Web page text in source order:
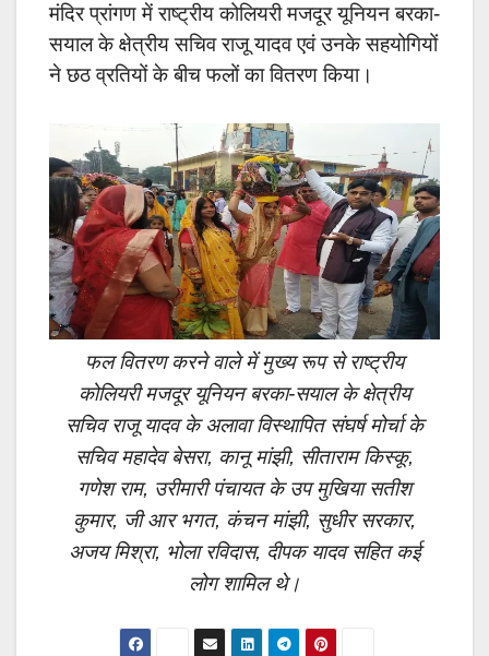
मंदिर प्रांगण में राष्ट्रीय कोलियरी मजदूर यूनियन बरका-
सयाल के क्षेत्रीय सचिव राजू यादव एवं उनके सहयोगियों
ने छठ व्रतियों के बीच फलों का वितरण किया।
फल वितरण करने वाले में मुख्य रूप से राष्ट्रीय
कोलियरी मजदूर यूनियन बरका-सयाल के क्षेत्रीय
सचिव राजू यादव के अलावा विस्थापित संघर्ष मोर्चा के
सचिव महादेव बेसरा, कानू मांझी, सीताराम किस्कू,
गणेश राम, उरीमारी पंचायत के उप मुखिया सतीश
कुमार, जी आर भगत, कंचन मांझी, सुधीर सरकार,
अजय मिश्रा, भोला रविदास, दीपक यादव सहित कई
लोग शामिल थे।